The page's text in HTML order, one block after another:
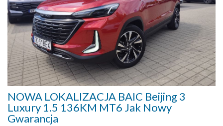
NOWA LOKALIZACJA BAIC Beijing 3
Luxury 1.5 136KM MT6 Jak Nowy
Gwarancja